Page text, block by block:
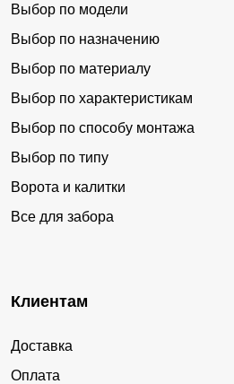
Выбор по модели
Выбор по назначению
Выбор по материалу
Выбор по характеристикам
Выбор по способу монтажа
Выбор по типу
Ворота и калитки
Все для забора
Клиентам
Доставка
Оплата